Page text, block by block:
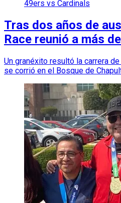
49ers vs Cardinals
Tras dos años de
Race reunió a más
Un granéxito resultó la carrera
se corrió en el Bosque de